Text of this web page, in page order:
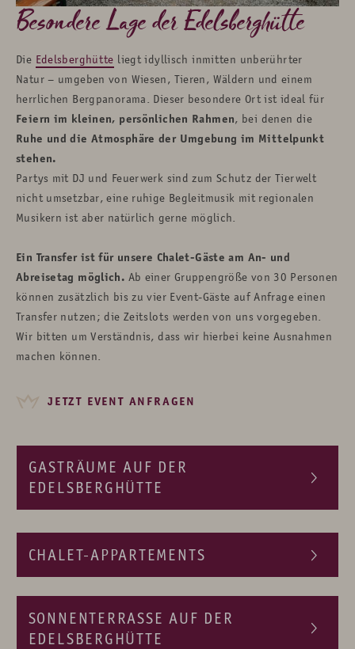
Besondere Lage der Edelsberghütte
Die Edelsberghütte liegt idyllisch inmitten unberührter
Natur– umgeben von Wiesen, Tieren, Wäldern und einem
herrlichen Bergpanorama. Dieser besondere Ort ist ideal für
Feiern im kleinen, persönlichen Rahmen, bei denen die
Ruhe und die Atmosphäre der Umgebung im Mittelpunkt
stehen.
Partys mit DJ und Feuerwerk sind zum Schutz der Tierwelt
nicht umsetzbar, eine ruhige Begleitmusik mit regionalen
Musikern ist aber natürlich gerne möglich.
Ein Transfer ist für unsere Chalet-Gäste am An- und
Abreisetag möglich. Ab einer Gruppengröße von 30 Personen
können zusätzlich bis zu vier Event-Gäste auf Anfrage einen
Transfer nutzen; die Zeitslots werden von uns vorgegeben.
Wir bitten um Verständnis, dass wir hierbei keine Ausnahmen
machen können.
JETZT EVENT ANFRAGEN
GASTRÄUME AUF DER
EDELSBERGHÜTTE
Der große Gastraum
Die kleinere, abgetrennte Stube
CHALET-APPARTEMENTS
SONNENTERRASSE AUF DER
EDELSBERGHÜTTE